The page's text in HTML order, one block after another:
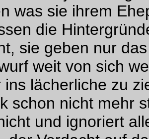
was sie ihrem
die
sie geben nur
weit von sich
ins lächerliche zu
schon nicht mehr
und ignoriert